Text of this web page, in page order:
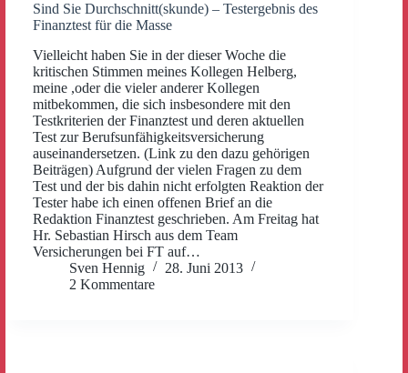
Sind Sie Durchschnitt(skunde) – Testergebnis des
Finanztest für die Masse
Vielleicht haben Sie in der dieser Woche die
kritischen Stimmen meines Kollegen Helberg,
meine ,oder die vieler anderer Kollegen
mitbekommen, die sich insbesondere mit den
Testkriterien der Finanztest und deren aktuellen
Test zur Berufsunfähigkeitsversicherung
auseinandersetzen. (Link zu den dazu gehörigen
Beiträgen) Aufgrund der vielen Fragen zu dem
Test und der bis dahin nicht erfolgten Reaktion der
Tester habe ich einen offenen Brief an die
Redaktion Finanztest geschrieben. Am Freitag hat
Hr. Sebastian Hirsch aus dem Team
Versicherungen bei FT auf…
Sven Hennig
28. Juni 2013
2 Kommentare